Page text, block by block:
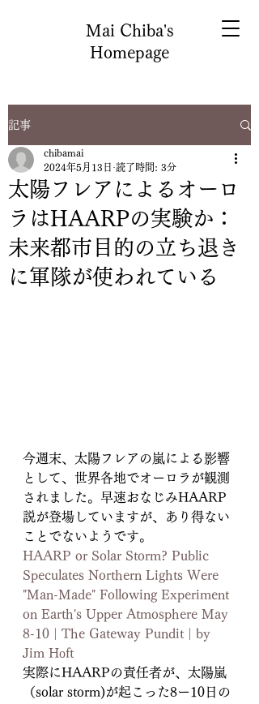
Mai Chiba's
Homepage
記事
太陽フレアによるオーロ
ラはHAARPの実験か：
未来都市目的の立ち退き
に軍隊が使われている
chibamai
2024年5月13日 読了時間: 3分
今週末、太陽フレアの嵐による影響
として、世界各地でオーロラが観測
されました。早速おなじみHAARP
説が登場していますが、あり得ない
ことでないようです。
HAARP or Solar Storm? Public
Speculates Northern Lights Were
"Man-Made" Following Experiment
on Earth's Upper Atmosphere May
8-10 | The Gateway Pundit | by
Jim Hᴏft
実際にHAARPの責任者が、太陽嵐
（solar storm)が起こった8ー10日の